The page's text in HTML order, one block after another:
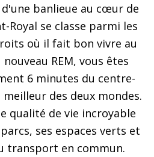
banlieue au cœur de
Royal se classe parmi les
où il fait bon vivre au
REM, vous êtes
6 minutes du centre-
des deux mondes.
qualité de vie incroyable
ses espaces verts et
transport en commun.